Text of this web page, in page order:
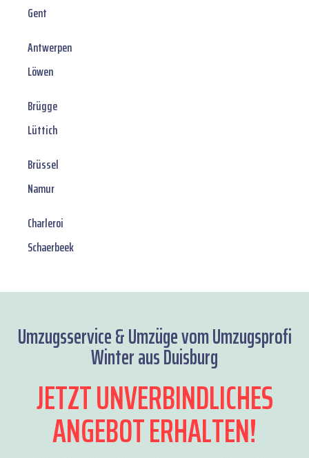
Gent
Antwerpen
Löwen
Brügge
Lüttich
Brüssel
Namur
Charleroi
Schaerbeek
Umzugsservice & Umzüge vom Umzugsprofi
Winter aus Duisburg
JETZT UNVERBINDLICHES
ANGEBOT ERHALTEN!